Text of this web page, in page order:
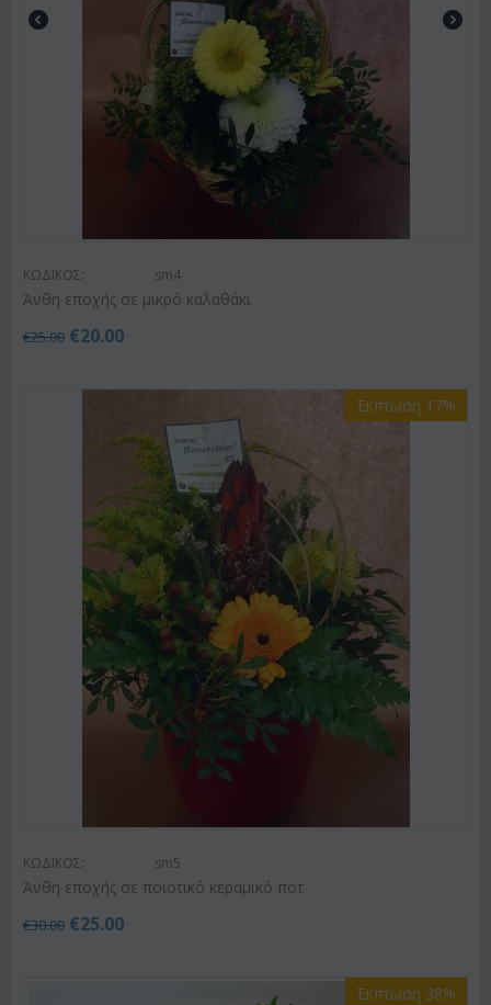
ΚΩΔΙΚΟΣ: sm4
Άνθη εποχής σε μικρό καλαθάκι
€25.00 €20.00
Έκπτωση 17%
ΚΩΔΙΚΟΣ: sm5
Άνθη εποχής σε ποιοτικό κεραμικό ποτ
€30.00 €25.00
Έκπτωση 38%